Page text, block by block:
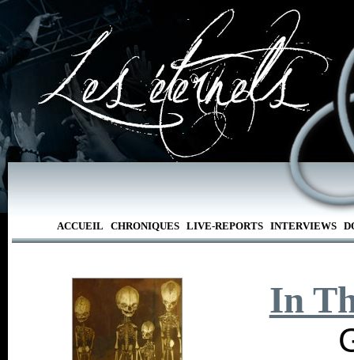
ACCUEIL CHRONIQUES LIVE-REPORTS INTERVIEWS
In